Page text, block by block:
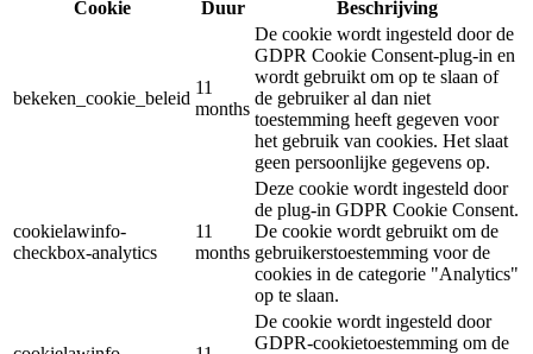
Cookie
Duur Beschrijving
bekeken_cookie_beleid
11
months
De cookie wordt ingesteld door de
GDPR Cookie Consent-plug-in en
wordt gebruikt om op te slaan of
de gebruiker al dan niet
toestemming heeft gegeven voor
het gebruik van cookies. Het slaat
geen persoonlijke gegevens op.
cookielawinfo-
checkbox-analytics
11
months
Deze cookie wordt ingesteld door
de plug-in GDPR Cookie Consent.
De cookie wordt gebruikt om de
gebruikerstoestemming voor de
cookies in de categorie "Analytics"
op te slaan.
De cookie wordt ingesteld door
GDPR-cookietoestemming om de